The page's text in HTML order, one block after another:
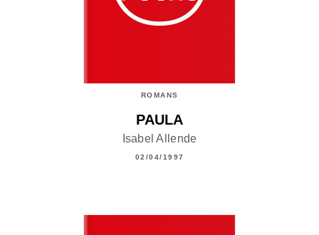
ROMANS
PAULA
Isabel Allende
02/04/1997